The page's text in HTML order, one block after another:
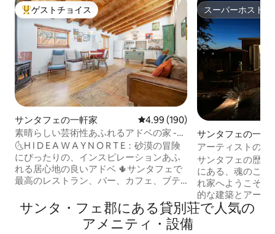
大好評のゲストチョイスです。
ゲストチョイス
サンタフェの一軒家 レビュー190件、5つ星中4.99つ
4.99 (190)
素晴らしい芸術性あふれるアドベの家 -
徒歩圏内にあらゆるものが揃う立地
🌜H I D E A W A Y N O R T E：砂漠の冒険
にぴったりの、インスピレーションあふ
れる居心地の良いアドベ 🌵サンタフェで
最高のレストラン、バー、カフェ、ブテ
ト、クラフトマーケットまで徒歩3分。
ABQから直通の🌵電車+レンタカーは不要
🌵キングベッド＋クイーンベッド 🌵高速
スーパーホスト
スーパーホスト
サンタフェの一軒
アーティストのア
フェンス | ミャオ
サンタフェの歴史
にある、魂のこも
れ家へようこそ。
的な建築とアーテ
融合しています。
新しい専用ホット
サンタ・フェ郡にある貸別荘で人気の
アメニティ・設備